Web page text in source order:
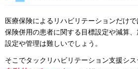
医療保険によるリハビリテーションだけ
保険併用の患者に関する目標設定や減算
設定や管理は難しいでしょう。
そこでタックリハビリテーション支援シス